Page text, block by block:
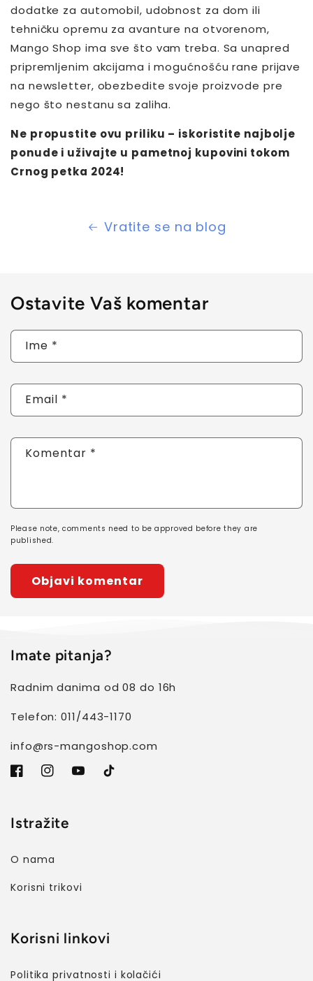
dodatke za automobil, udobnost za dom ili
tehničku opremu za avanture na otvorenom,
Mango Shop ima sve što vam treba. Sa unapred
pripremljenim akcijama i mogućnošću rane prijave
na newsletter, obezbedite svoje proizvode pre
nego što nestanu sa zaliha.
Ne propustite ovu priliku – iskoristite najbolje
ponude i uživajte u pametnoj kupovini tokom
Crnog petka 2024!
Vratite se na blog
Ostavite Vaš komentar
Ime *
Email *
Komentar *
Please note, comments need to be approved before they are
published.
Imate pitanja?
Radnim danima od 08 do 16h
Telefon: 011/443-1170
info@rs-mangoshop.com
FacebookInstagramYouTubeTikTok
Istražite
O nama
Korisni trikovi
Korisni linkovi
Politika privatnosti i kolačići